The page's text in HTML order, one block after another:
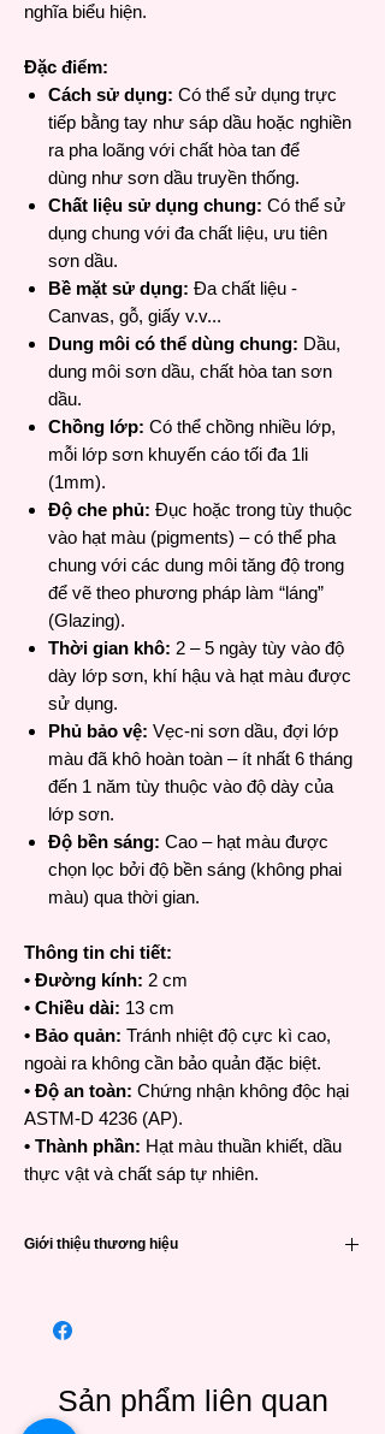
nghĩa biểu hiện.
Đặc điểm:
Cách sử dụng: Có thể sử dụng trực
tiếp bằng tay như sáp dầu hoặc nghiền
ra pha loãng với chất hòa tan để
dùng như sơn dầu truyền thống.
Chất liệu sử dụng chung: Có thể sử
dụng chung với đa chất liệu, ưu tiên
sơn dầu.
Bề mặt sử dụng: Đa chất liệu -
Canvas, gỗ, giấy v.v...
Dung môi có thể dùng chung: Dầu,
dung môi sơn dầu, chất hòa tan sơn
dầu.
Chồng lớp: Có thể chồng nhiều lớp,
mỗi lớp sơn khuyến cáo tối đa 1li
(1mm).
Độ che phủ: Đục hoặc trong tùy thuộc
vào hạt màu (pigments) – có thể pha
chung với các dung môi tăng độ trong
để vẽ theo phương pháp làm “láng”
(Glazing).
Thời gian khô: 2 – 5 ngày tùy vào độ
dày lớp sơn, khí hậu và hạt màu được
sử dụng.
Phủ bảo vệ: Vẹc-ni sơn dầu, đợi lớp
màu đã khô hoàn toàn – ít nhất 6 tháng
đến 1 năm tùy thuộc vào độ dày của
lớp sơn.
Độ bền sáng: Cao – hạt màu được
chọn lọc bởi độ bền sáng (không phai
màu) qua thời gian.
Thông tin chi tiết:
• Đường kính: 2 cm
• Chiều dài: 13 cm
• Bảo quản: Tránh nhiệt độ cực kì cao,
ngoài ra không cần bảo quản đặc biệt.
• Độ an toàn: Chứng nhận không độc hại
ASTM-D 4236 (AP).
• Thành phần: Hạt màu thuần khiết, dầu
thực vật và chất sáp tự nhiên.
Giới thiệu thương hiệu
tiếng và lâu đời trên thế giới. Với hơn trăm
loại màu thượng hạng được làm từ các hạt
màu (pigments) cùng chất kết dính (binder)
Sản phẩm liên quan